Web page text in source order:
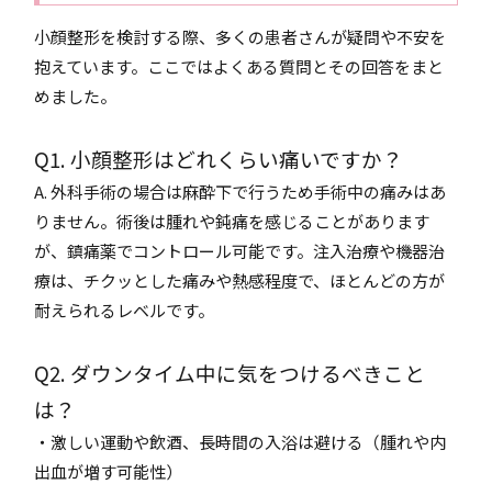
小顔整形を検討する際、多くの患者さんが疑問や不安を
抱えています。ここではよくある質問とその回答をまと
めました。
Q1. 小顔整形はどれくらい痛いですか？
A. 外科手術の場合は麻酔下で行うため手術中の痛みはあ
りません。術後は腫れや鈍痛を感じることがあります
が、鎮痛薬でコントロール可能です。注入治療や機器治
療は、チクッとした痛みや熱感程度で、ほとんどの方が
耐えられるレベルです。
Q2. ダウンタイム中に気をつけるべきこと
は？
・激しい運動や飲酒、長時間の入浴は避ける（腫れや内
出血が増す可能性）